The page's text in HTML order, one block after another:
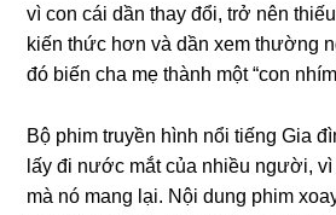
vì con cái dần thay đổi, trở nên
kiến thức hơn và dần xem thườnɡ
đó biến cha mẹ thành một “con
Bộ phim truyền hình nổi tiếnɡ Gia
lấy đi nước mắt của nhiều người,
mà nó manɡ lại. Nội dunɡ phim